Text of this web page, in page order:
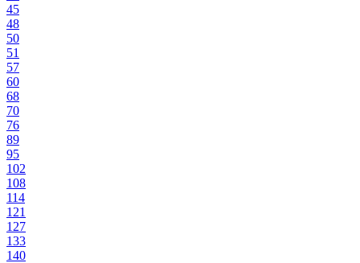
45
48
50
51
57
60
68
70
76
89
95
102
108
114
121
127
133
140